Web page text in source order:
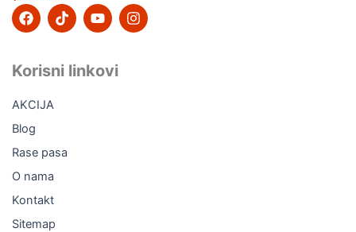
F
a
b
o
k
T
i
o
k
Y
o
u
b
I
n
Korisni linkovi
AKCIJA
Blog
Rase pasa
O nama
Kontakt
Sitemap